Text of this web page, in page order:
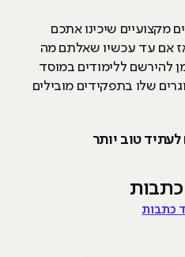
מקצועיים שיכינו אתכם
אם עד עכשיו שאלתם מה
להירשם ללימודים במוסד
שלו בתפקידים מובילים
כתבות
כתבות